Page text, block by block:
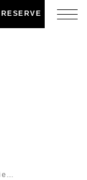
RESERVE
大野城美容室Lien(リアン)人気商品『N.ポリッシュオイル』のご紹介です(^^)